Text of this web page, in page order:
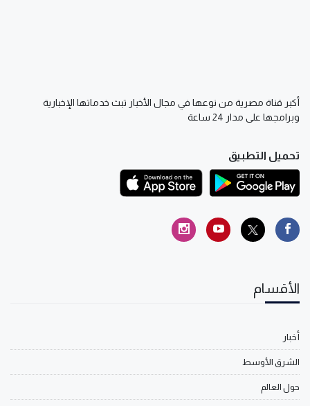
أكبر قناة مصرية من نوعها في مجال الأخبار تبث خدماتها الإخبارية
وبرامجها على مدار 24 ساعة
تحميل التطبيق
الأقسام
أخبار
الشرق الأوسط
حول العالم